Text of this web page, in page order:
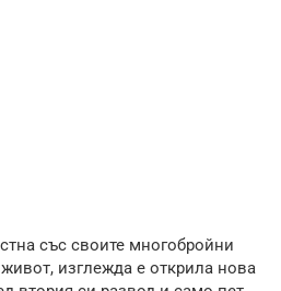
със своите многобройни
изглежда е открила нова